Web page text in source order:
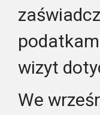
wizyt
We